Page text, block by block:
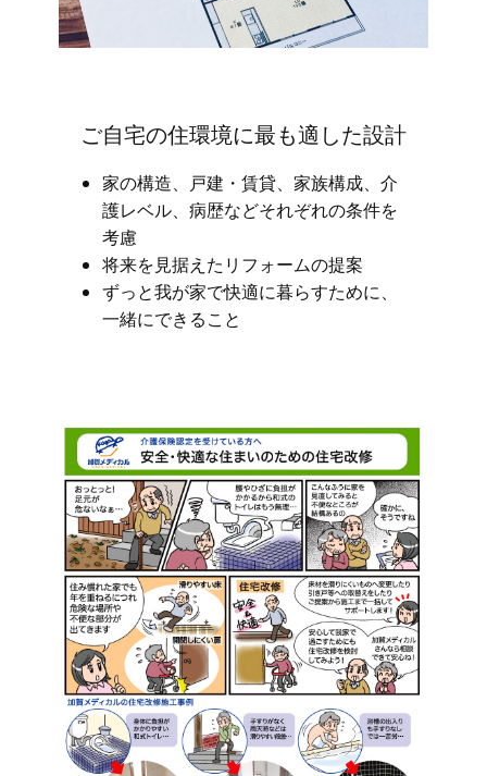
ご自宅の住環境に最も適した設計
家の構造、戸建・賃貸、家族構成、介
護レベル、病歴などそれぞれの条件を
考慮
将来を見据えたリフォームの提案
ずっと我が家で快適に暮らすために、
一緒にできること